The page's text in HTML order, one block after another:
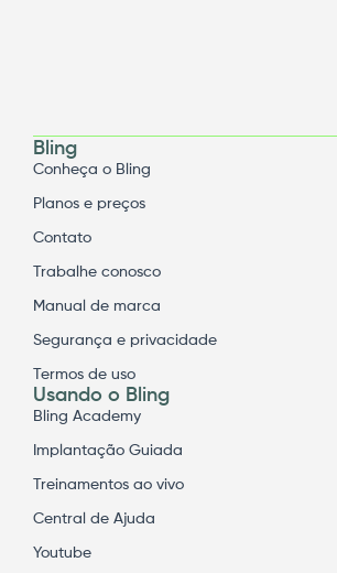
Bling
Conheça o Bling
Planos e preços
Contato
Trabalhe conosco
Manual de marca
Segurança e privacidade
Termos de uso
Usando o Bling
Bling Academy
Implantação Guiada
Treinamentos ao vivo
Central de Ajuda
Youtube